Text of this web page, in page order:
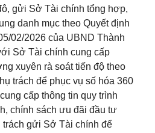
gửi Sở Tài chính tổng hợp,
danh mục theo Quyết định
02/2026 của UBND Thành
Sở Tài chính cung cấp
xuyên rà soát tiến độ theo
trách để phục vụ số hóa 360
cấp thông tin quy trình
chính sách ưu đãi đầu tư
gửi Sở Tài chính để